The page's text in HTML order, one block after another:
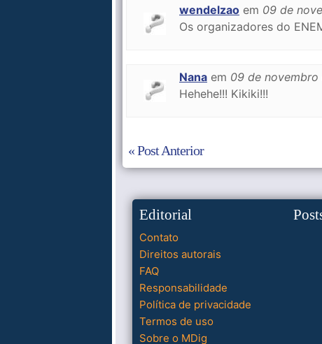
wendelzao em 09 de
Os organizadores do
Nana em 09 de novembro
Hehehe!!! Kikiki!!!
« Post Anterior
Editorial
Contato
Direitos autorais
FAQ
Responsabilidade
Política de privacidade
Termos de uso
Sobre o MDig